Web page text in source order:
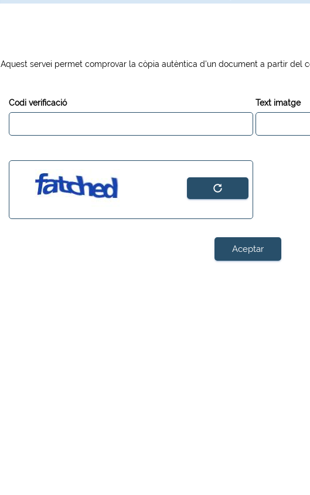
Aquest servei permet comprovar la còpia autèntica d'un document a partir del
Codi verificació Text imatge